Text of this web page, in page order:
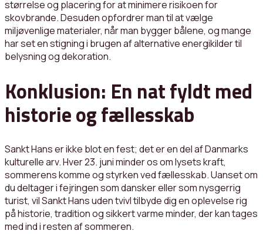
størrelse og placering for at minimere risikoen for
skovbrande. Desuden opfordrer man til at vælge
miljøvenlige materialer, når man bygger bålene, og mange
har set en stigning i brugen af alternative energikilder til
belysning og dekoration.
Konklusion: En nat fyldt med
historie og fællesskab
Sankt Hans er ikke blot en fest; det er en del af Danmarks
kulturelle arv. Hver 23. juni minder os om lysets kraft,
sommerens komme og styrken ved fællesskab. Uanset om
du deltager i fejringen som dansker eller som nysgerrig
turist, vil Sankt Hans uden tvivl tilbyde dig en oplevelse rig
på historie, tradition og sikkert varme minder, der kan tages
med ind i resten af sommeren.